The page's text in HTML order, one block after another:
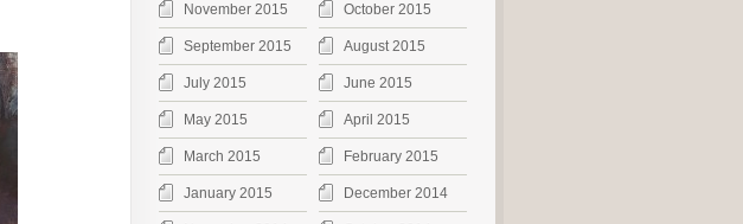
November 2015 October 2015
September 2015 August 2015
July 2015 June 2015
May 2015 April 2015
March 2015 February 2015
January 2015 December 2014